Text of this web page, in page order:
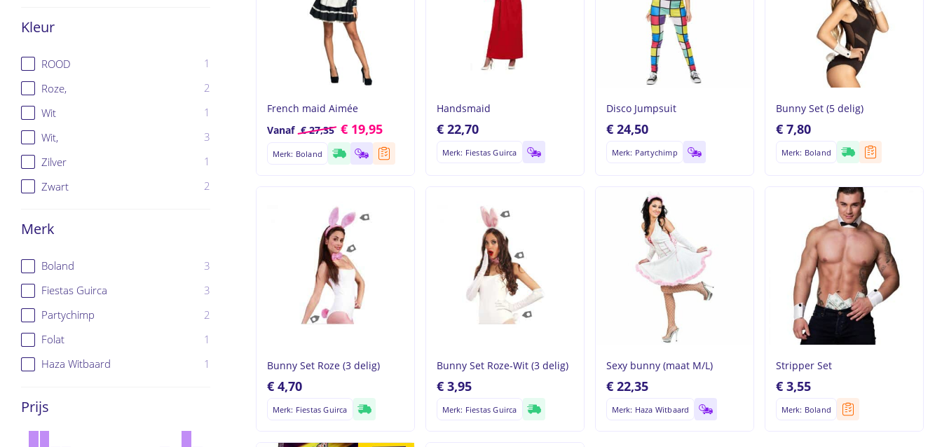
Hit enter to search or ESC to close
Kleur
ROOD
1
Roze,
2
Wit
1
Wit,
3
Zilver
1
Zwart
2
Merk
Boland
3
Fiestas Guirca
3
Partychimp
2
Folat
1
Haza Witbaard
1
Prijs
French maid Aimée
Vanaf €27,35 € 19,95
Merk: Boland
Handsmaid
€ 22,70
Merk: Fiestas Guirca
Disco Jumpsuit
€ 24,50
Merk: Partychimp
Bunny Set (5 delig)
€7,80
Merk: Boland
Bunny Set Roze (3 delig)
€4,70
Merk: Fiestas Guirca
Bunny Set Roze-Wit (3 delig)
€3,95
Merk: Fiestas Guirca
Sexy bunny (maat M/L)
€22,35
Merk: Haza Witbaard
Stripper Set
€3,55
Merk: Boland